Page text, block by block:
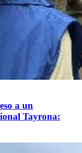
a un
Tayrona: